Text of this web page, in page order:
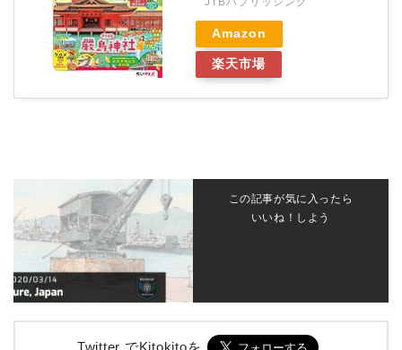
Amazon
楽天市場
この記事が気に入ったら
いいね！しよう